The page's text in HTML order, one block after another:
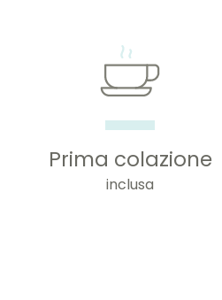
Prima colazione
inclusa